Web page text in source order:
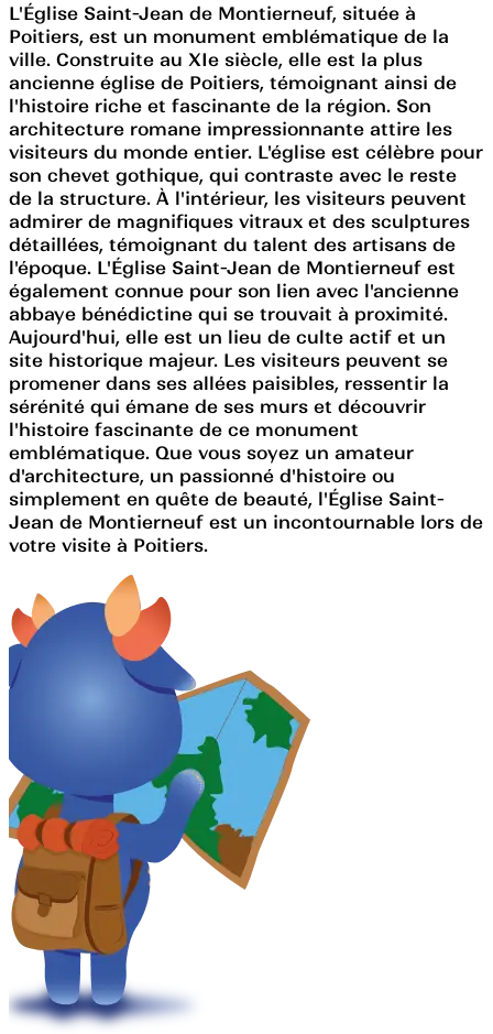
L'Église Saint-Jean de Montierneuf, située à
Poitiers, est un monument emblématique de la
ville. Construite au XIe siècle, elle est la plus
ancienne église de Poitiers, témoignant ainsi de
l'histoire riche et fascinante de la région. Son
architecture romane impressionnante attire les
visiteurs du monde entier. L'église est célèbre pour
son chevet gothique, qui contraste avec le reste
de la structure. À l'intérieur, les visiteurs peuvent
admirer de magnifiques vitraux et des sculptures
détaillées, témoignant du talent des artisans de
l'époque. L'Église Saint-Jean de Montierneuf est
également connue pour son lien avec l'ancienne
abbaye bénédictine qui se trouvait à proximité.
Aujourd'hui, elle est un lieu de culte actif et un
site historique majeur. Les visiteurs peuvent se
promener dans ses allées paisibles, ressentir la
sérénité qui émane de ses murs et découvrir
l'histoire fascinante de ce monument
emblématique. Que vous soyez un amateur
d'architecture, un passionné d'histoire ou
simplement en quête de beauté, l'Église Saint-
Jean de Montierneuf est un incontournable lors de
votre visite à Poitiers.